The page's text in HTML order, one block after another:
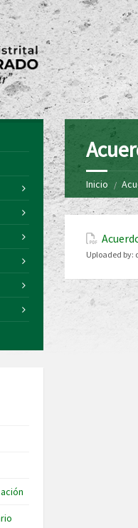
Inicio
Uploaded by: